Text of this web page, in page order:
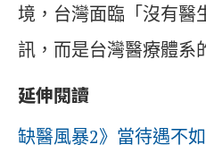
境，台灣面臨「沒有醫
訊，而是台灣醫療體系
延伸閱讀
缺醫風暴2》當待遇不